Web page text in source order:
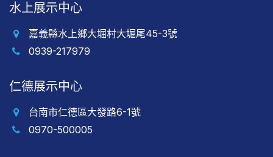
水上展示中心
嘉義縣水上鄉大堀村大堀尾45-3號
0939-217979
仁德展示中心
台南市仁德區大發路6-1號
0970-500005